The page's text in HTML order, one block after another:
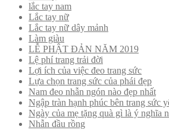
lắc tay nam
Lắc tay nữ
Lắc tay nữ dây mảnh
Làm giàu
LỄ PHẬT ĐẢN NĂM 2019
Lệ phí trang trải đời
Lợi ích của việc đeo trang sức
Lựa chọn trang sức của phái đẹp
Nam đeo nhẫn ngón nào đẹp nhất
Ngập tràn hạnh phúc bên trang sức
Ngày của mẹ tặng quà gì là ý nghĩa
Nhẫn đầu rồng